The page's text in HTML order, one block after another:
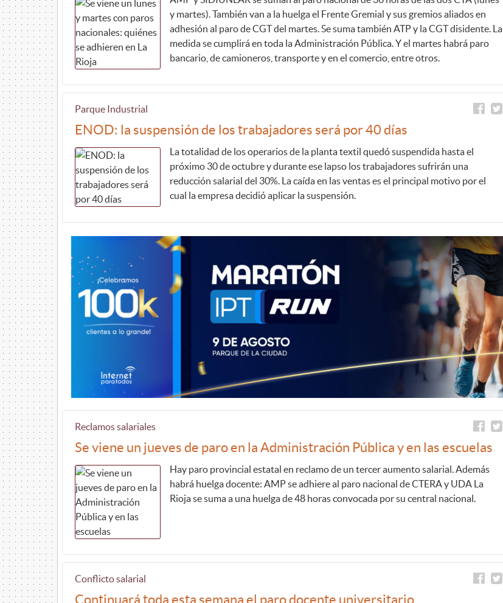
y martes). También van a la huelga el Frente Gremial y sus gremios aliados en
adhesión al paro de CGT del martes. Se suma también ATP y la CGT disidente. La
medida se cumplirá en toda la Administración Pública. Y el martes habrá paro
bancario, de camioneros, transporte y en el comercio, entre otros.
Parque Industrial
ENOD: la suspensión de los trabajadores será por 40 días
La totalidad de los operarios de la planta textil quedó suspendida hasta el
próximo 30 de octubre y durante ese lapso los trabajadores sufrirán una
reducción salarial del 30%. La caída en las ventas es el principal motivo por el
cual la empresa decidió aplicar la suspensión.
Reclamos salariales
Se viene un jueves de paro en la Administración Pública y en las escuelas
Hay paro provincial estatal en reclamo de un tercer aumento salarial. Además
habrá huelga docente: AMP se adhiere al paro nacional de CTERA y UDA La
Rioja se suma a una huelga de 48 horas convocada por su central nacional.
Conflicto salarial
Continuará toda esta semana el paro docente universitario